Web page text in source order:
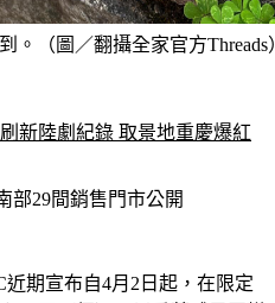
。（圖／翻攝全家官方Threads
新陸劇紀錄 取景地重慶爆紅
部29間銷售門市公開
期宣布自4月2日起，在限定